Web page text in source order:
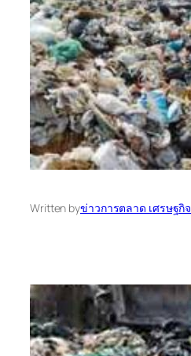
Written byข่าวการตลาด เศรษฐกิจ